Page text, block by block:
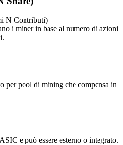
N Contributi)
i miner in base al numero di azioni
per pool di mining che compensa in
e può essere esterno o integrato.